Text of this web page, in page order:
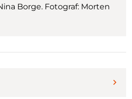
Borge. Fotograf: Morten